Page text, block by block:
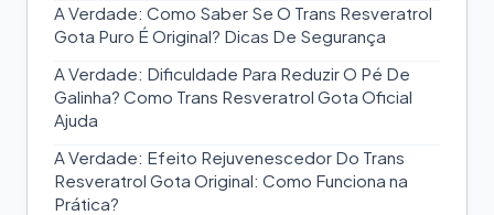
A Verdade: Como Saber Se O Trans Resveratrol
Gota Puro É Original? Dicas De Segurança
A Verdade: Dificuldade Para Reduzir O Pé De
Galinha? Como Trans Resveratrol Gota Oficial
Ajuda
A Verdade: Efeito Rejuvenescedor Do Trans
Resveratrol Gota Original: Como Funciona na
Prática?